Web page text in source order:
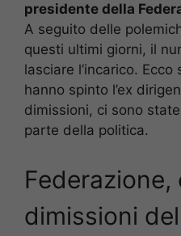
presidente della
A seguito delle
questi ultimi giorni, il
lasciare l’incarico.
hanno spinto l’ex
dimissioni, ci sono
parte della politica.
Federazione,
dimissioni